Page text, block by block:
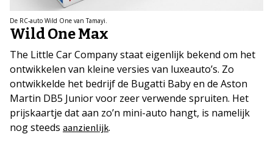
De RC-auto Wild One van Tamayi.
Wild One Max
The Little Car Company staat eigenlijk bekend om het
ontwikkelen van kleine versies van luxeauto’s. Zo
ontwikkelde het bedrijf de Bugatti Baby en de Aston
Martin DB5 Junior voor zeer verwende spruiten. Het
prijskaartje dat aan zo’n mini-auto hangt, is namelijk
nog steeds aanzienlijk.